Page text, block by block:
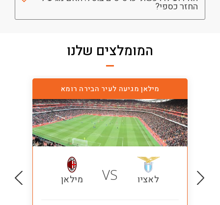
החזר כספי?
המומלצים שלנו
מילאן מגיעה לעיר הבירה רומא
לאציו VS מילאן